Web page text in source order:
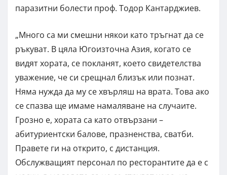
паразитни болести проф. Тодор Кантарджиев.
„Много са ми смешни някои като тръгнат да се
ръкуват. В цяла Югоизточна Азия, когато се
видят хората, се покланят, което свидетелства
уважение, че си срещнал близък или познат.
Няма нужда да му се хвърляш на врата. Това ако
се спазва ще имаме намаляване на случаите.
Грозно е, хората са като отвързани –
абитуриентски балове, празненства, сватби.
Правете ги на открито, с дистанция.
Обслужващият персонал по ресторантите да е с